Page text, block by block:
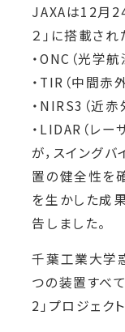
JAXAは12月
２」に搭載さ
・ONC（光学航
・TIR（中間赤
・NIRS3（近赤
・LIDAR（レー
が，スイング
置の健全性を
を生かした成
告しました。
千葉工業大学
つの装置すべ
2」プロジェク